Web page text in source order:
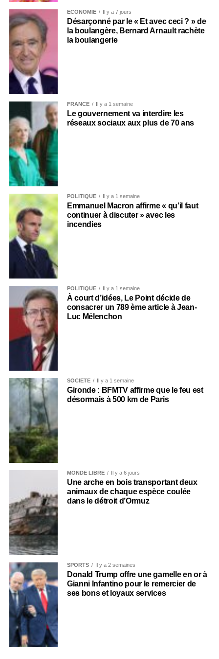
ECONOMIE Il y a 7 jours
Désarçonné par le « Et avec ceci ? » de
la boulangère, Bernard Arnault rachète
la boulangerie
FRANCE Il y a 1 semaine
Le gouvernement va interdire les
réseaux sociaux aux plus de 70 ans
POLITIQUE Il y a 1 semaine
Emmanuel Macron affirme « qu’il faut
continuer à discuter » avec les
incendies
POLITIQUE Il y a 1 semaine
À court d’idées, Le Point décide de
consacrer un 789 ème article à Jean-
Luc Mélenchon
SOCIÉTÉ Il y a 1 semaine
Gironde : BFMTV affirme que le feu est
désormais à 500 km de Paris
MONDE LIBRE Il y a 6 jours
Une arche en bois transportant deux
animaux de chaque espèce coulée
dans le détroit d’Ormuz
SPORTS Il y a 2 semaines
Donald Trump offre une gamelle en or à
Gianni Infantino pour le remercier de
ses bons et loyaux services